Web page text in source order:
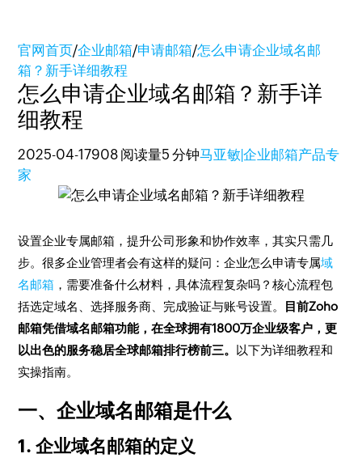
官网首页/企业邮箱/申请邮箱/怎么申请企业域名邮
箱？新手详细教程
怎么申请企业域名邮箱？新手详
细教程
2025-04-17908 阅读量5 分钟马亚敏|企业邮箱产品专
家
设置企业专属邮箱，提升公司形象和协作效率，其实只需几
步。很多企业管理者会有这样的疑问：企业怎么申请专属域
名邮箱 ，需要准备什么材料，具体流程复杂吗？核心流程包
括选定域名、选择服务商、完成验证与账号设置。
目前Zoho
邮箱凭借域名邮箱功能，在全球拥有1800万企业级客户，更
以出色的服务稳居全球邮箱排行榜前三。 以下为详细教程和
实操指南。
一、企业域名邮箱是什么
1. 企业域名邮箱的定义